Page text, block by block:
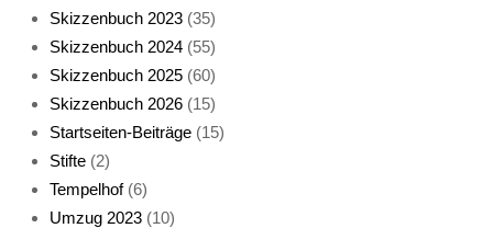
Katze sturmerprobt
Skizzenbuch 2023 (35)
Skizzenbuch 2024 (55)
Skizzenbuch 2025 (60)
Skizzenbuch 2026 (15)
Startseiten-Beiträge (15)
Stifte (2)
Tempelhof(6)
Umzug 2023 (10)